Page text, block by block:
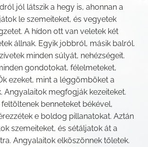
jól látszik a hegy is, ahonnan a
le szemeiteket, és vegyetek
A hídon ott van veletek két
állnak. Egyik jobbról, másik balról.
minden súlyát, nehézségeit.
gondotokat, félelmeteket,
ezeket, mint a léggömböket a
Angyalaitok megfogják kezeiteket.
benneteket békével,
e boldog pillanatokat. Aztán
szemeiteket, és sétáljatok át a
Angyalaitok elköszönnek tőletek.